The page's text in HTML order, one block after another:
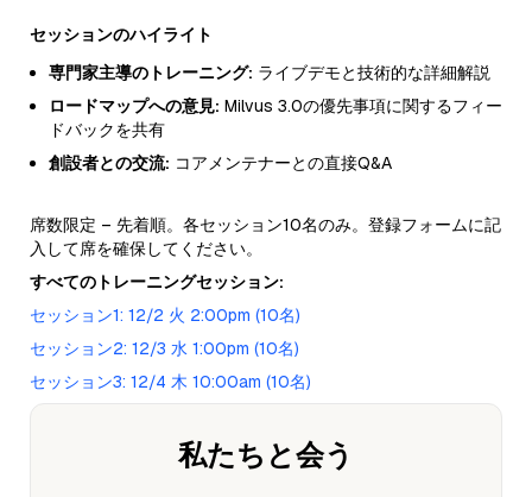
セッションのハイライト
専門家主導のトレーニング: ライブデモと技術的な詳細解説
ロードマップへの意見: Milvus 3.0の優先事項に関するフィー
ドバックを共有
創設者との交流: コアメンテナーとの直接Q&A
席数限定 – 先着順。各セッション10名のみ。登録フォームに記
入して席を確保してください。
すべてのトレーニングセッション:
セッション1: 12/2 火 2:00pm (10名)
セッション2: 12/3 水 1:00pm (10名)
セッション3: 12/4 木 10:00am (10名)
私たちと会う